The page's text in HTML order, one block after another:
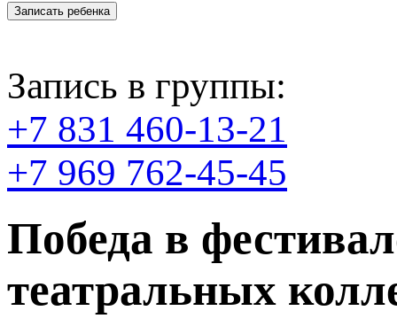
Записать ребенка
Запись в группы:
+7 831 460-13-21
+7 969 762-45-45
Победа в
театральных